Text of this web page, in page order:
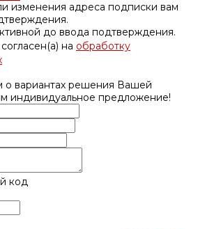
изменения адреса подписки вам
до ввода подтверждения.
на обработку
вариантах решения Вашей
индивидуальное предложение!
код